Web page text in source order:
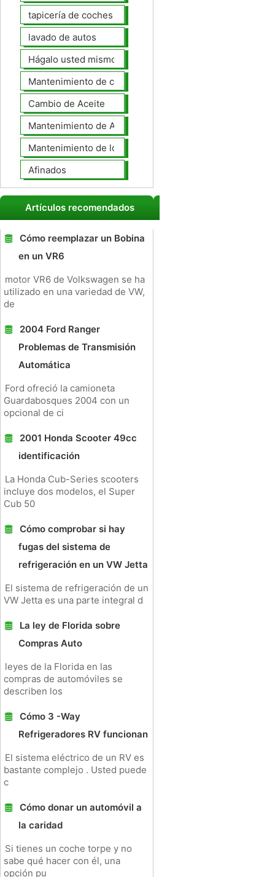
tapicería de coches
lavado de autos
Hágalo usted mismo Mantenimiento de Automotores
Mantenimiento de coches General
Cambio de Aceite
Mantenimiento de Automotores Profesional
Mantenimiento de los neumáticos
Afinados
Artículos recomendados
Cómo reemplazar un Bobina
en un VR6
motor VR6 de Volkswagen se ha
utilizado en una variedad de VW,
de
2004 Ford Ranger
Problemas de Transmisión
Automática
Ford ofreció la camioneta
Guardabosques 2004 con un
opcional de ci
2001 Honda Scooter 49cc
identificación
La Honda Cub-Series scooters
incluye dos modelos, el Super
Cub 50
Cómo comprobar si hay
fugas del sistema de
refrigeración en un VW Jetta
El sistema de refrigeración de un
VW Jetta es una parte integral d
La ley de Florida sobre
Compras Auto
leyes de la Florida en las
compras de automóviles se
describen los
Cómo 3 -Way
Refrigeradores RV funcionan
El sistema eléctrico de un RV es
bastante complejo . Usted puede
c
Cómo donar un automóvil a
la caridad
Si tienes un coche torpe y no
sabe qué hacer con él, una
opción pu